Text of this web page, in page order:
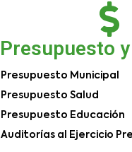
Presupuesto
Presupuesto Municipal
Presupuesto Salud
Presupuesto Educación
Auditorías al Ejercicio